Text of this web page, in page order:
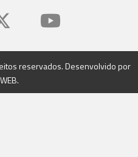
reservados. Desenvolvido por
.